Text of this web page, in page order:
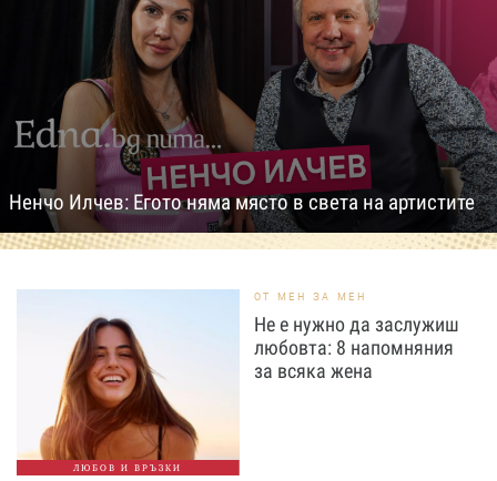
Ненчо Илчев: Егото няма място в света на артистите
ЛЮБОВ И ВРЪЗКИ
ОТ МЕН ЗА МЕН
Не е нужно да заслужиш
любовта: 8 напомняния
за всяка жена